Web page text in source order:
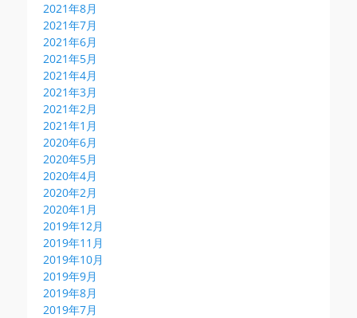
2021年8月
2021年7月
2021年6月
2021年5月
2021年4月
2021年3月
2021年2月
2021年1月
2020年6月
2020年5月
2020年4月
2020年2月
2020年1月
2019年12月
2019年11月
2019年10月
2019年9月
2019年8月
2019年7月